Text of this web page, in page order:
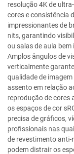
resolução 4K de
cores e consistência
impressionantes de
nits, garantindo
ou salas de aula
Amplos ângulos de
verticalmente
qualidade de
assento em relação
reprodução de cores
os espaços de cor
precisa de gráficos,
profissionais nas
de revestimento anti-
podem distrair os